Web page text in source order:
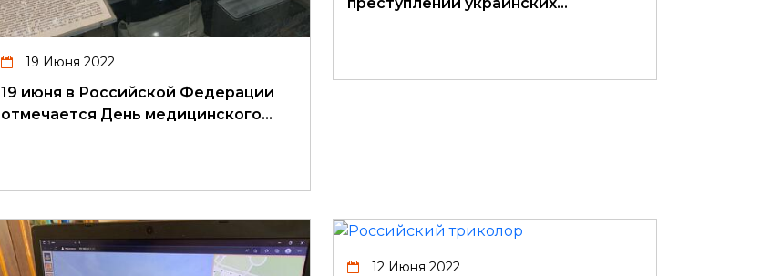
19 Июня 2022
19 июня в Российской Федерации
отмечается День медицинского…
12 Июня 2022